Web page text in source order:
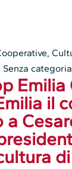
,
Senza categoria
Emilia
il
a